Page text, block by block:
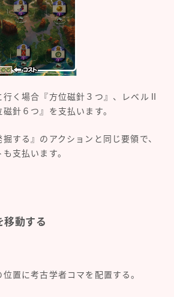
く場合『方位磁針３つ』、レベルⅡ
針６つ』を支払います。
する』のアクションと同じ要領で、
支払います。
移動する
置に考古学者コマを配置する。